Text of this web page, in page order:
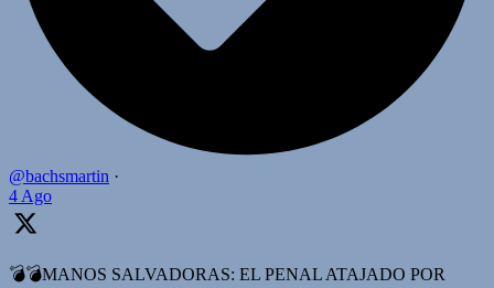
@bachsmartin ·
4 Ago
💣💣MANOS SALVADORAS: EL PENAL ATAJADO POR